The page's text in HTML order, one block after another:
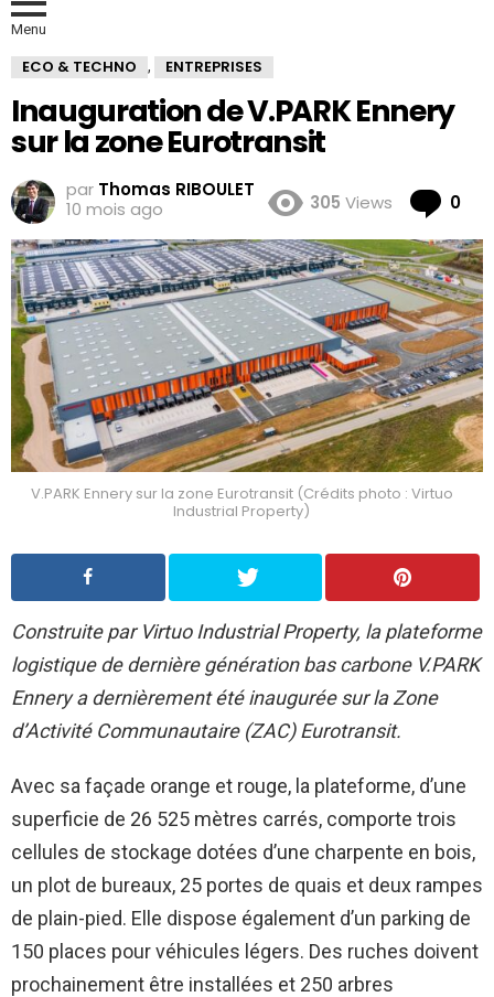
Menu
ECO & TECHNO , ENTREPRISES
Inauguration de V.PARK Ennery
sur la zone Eurotransit
par Thomas RIBOULET
10 mois ago
305 Views 0
V.PARK Ennery sur la zone Eurotransit (Crédits photo : Virtuo
Industrial Property)
Construite par Virtuo Industrial Property, la plateforme
logistique de dernière génération bas carbone V.PARK
Ennery a dernièrement été inaugurée sur la Zone
d’Activité Communautaire (ZAC) Eurotransit.
Avec sa façade orange et rouge, la plateforme, d’une
superficie de 26 525 mètres carrés, comporte trois
cellules de stockage dotées d’une charpente en bois,
un plot de bureaux, 25 portes de quais et deux rampes
de plain-pied. Elle dispose également d’un parking de
150 places pour véhicules légers. Des ruches doivent
prochainement être installées et 250 arbres